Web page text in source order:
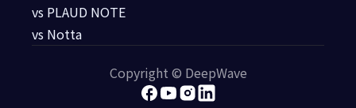
vs PLAUD NOTE
vs Notta
Copyright © DeepWave